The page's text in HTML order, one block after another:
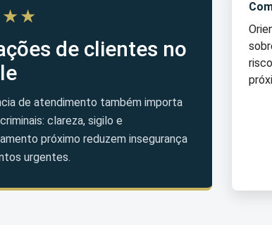
de clientes no
de atendimento também importa
clareza, sigilo e
próximo reduzem insegurança
urgentes.